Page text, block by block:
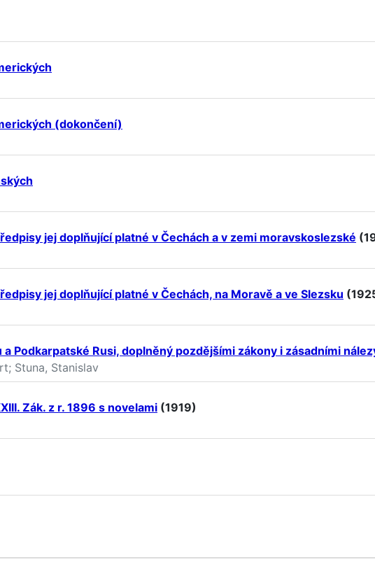
(dokončení)
jej doplňující platné v Čechách a v zemi moravskoslezské
jej doplňující platné v Čechách, na Moravě a ve Slezsku
Podkarpatské Rusi, doplněný pozdějšími zákony i zásadními
Stuna, Stanislav
Zák. z r. 1896 s novelami (1919)